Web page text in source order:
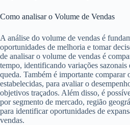
Como analisar o Volume de Vendas
A análise do volume de vendas é
oportunidades de melhoria e tomar
de analisar o volume de vendas é
tempo, identificando variações sazonais
queda. Também é importante comparar
estabelecidas, para avaliar o
objetivos traçados. Além disso, é
por segmento de mercado, região
para identificar oportunidades de
vendas.